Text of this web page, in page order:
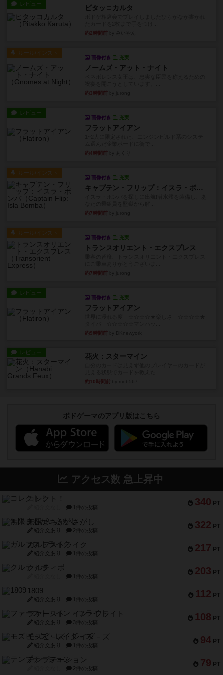
レビュー ピタッコカルタ
約2時間前
ルール/インスト
画像付き 充実
ノームズ・アット・ナイト
約3時間前
レビュー
画像付き 充実
フラットアイアン
約4時間前
ルール/インスト
画像付き 充実
キャプテン・フリップ：イスラ・ボンバ
約7時間前
ルール/インスト
画像付き 充実
トランスオリエント・エクスプレス
約7時間前
レビュー
画像付き 充実
フラットアイアン
約9時間前
レビュー 花火：スターマイン
約10時間前
ボドゲーマのアプリ版はこちら
アクセス数 急上昇中
340 PT
コレクト！
1件の投稿
322 PT
無限まちがいさがし
紹介文あり 2件の投稿
217 PT
ガルフストライク
紹介文あり 1件の投稿
203 PT
クルティボ
1件の投稿
112 PT
1809
紹介文あり 1件の投稿
108 PT
ファースト・イン・フライト
紹介文あり 3件の投稿
94 PT
モズビ－ズ・レイダ－ズ
紹介文あり 1件の投稿
79 PT
テンプテーション
2件の投稿